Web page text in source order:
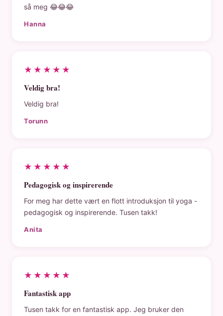
så meg 😂😂😂
Hanna
★★★★★
Veldig bra!
Veldig bra!
Torunn
★★★★★
Pedagogisk og inspirerende
For meg har dette vært en flott introduksjon til yoga -
pedagogisk og inspirerende. Tusen takk!
Anita
★★★★★
Fantastisk app
Tusen takk for en fantastisk app. Jeg bruker den